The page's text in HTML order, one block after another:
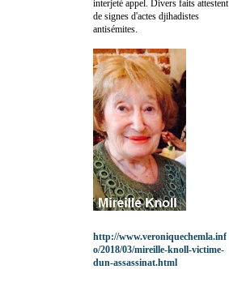
interjeté appel. Divers faits attestent
de signes d'actes djihadistes
antisémites.
http://www.veroniquechemla.inf
o/2018/03/mireille-knoll-victime-
dun-assassinat.html